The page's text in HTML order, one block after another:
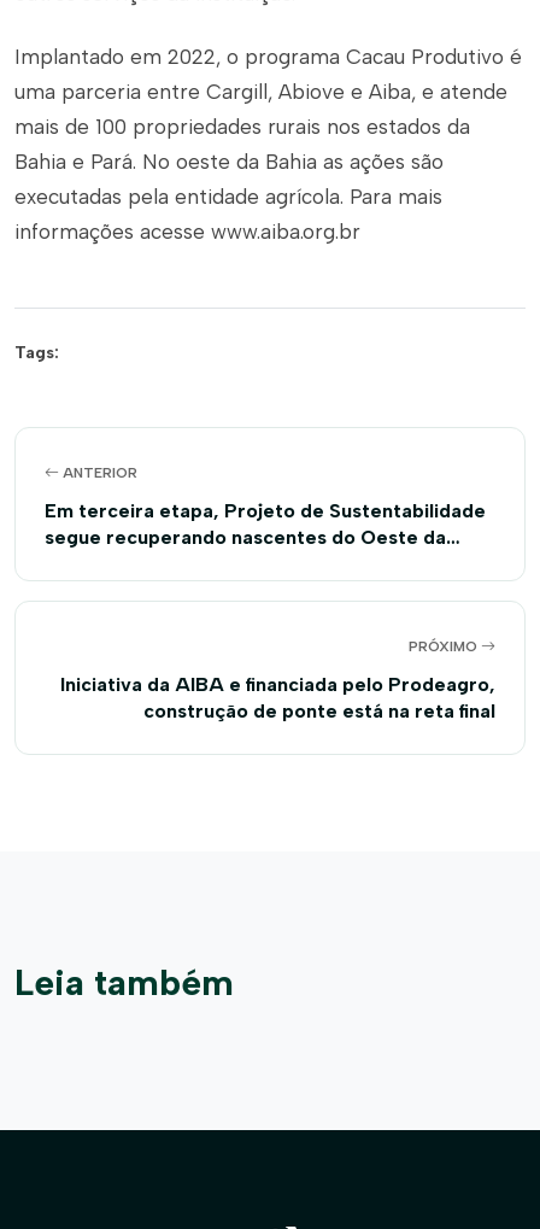
Implantado em 2022, o programa Cacau Produtivo é
uma parceria entre Cargill, Abiove e Aiba, e atende
mais de 100 propriedades rurais nos estados da
Bahia e Pará. No oeste da Bahia as ações são
executadas pela entidade agrícola. Para mais
informações acesse www.aiba.org.br
Tags:
ANTERIOR
Em terceira etapa, Projeto de Sustentabilidade
segue recuperando nascentes do Oeste da
PRÓXIMO
Iniciativa da AIBA e financiada pelo Prodeagro,
construção de ponte está na reta final
Leia também